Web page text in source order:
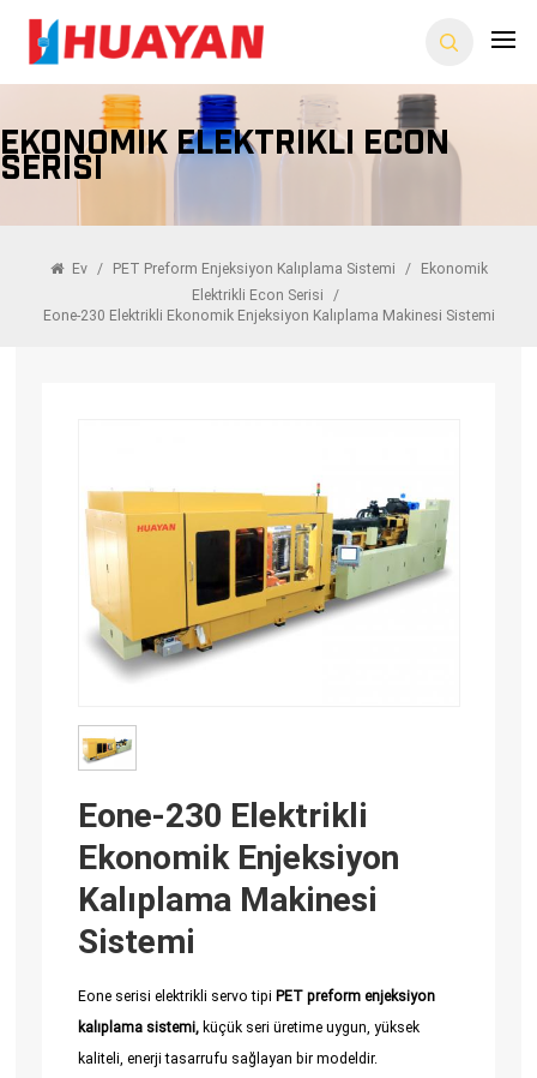
Ekonomik Elektrikli Econ
Serisi
Ev / PET Preform Enjeksiyon Kalıplama Sistemi /
Ekonomik
Elektrikli Econ Serisi
/
Eone-230 Elektrikli Ekonomik Enjeksiyon Kalıplama Makinesi Sistemi
Eone-230 Elektrikli
Ekonomik Enjeksiyon
Kalıplama Makinesi
Sistemi
Eone serisi elektrikli servo tipi PET preform enjeksiyon
kalıplama sistemi,küçük seri üretime uygun, yüksek
kaliteli, enerji tasarrufu sağlayan bir modeldir.